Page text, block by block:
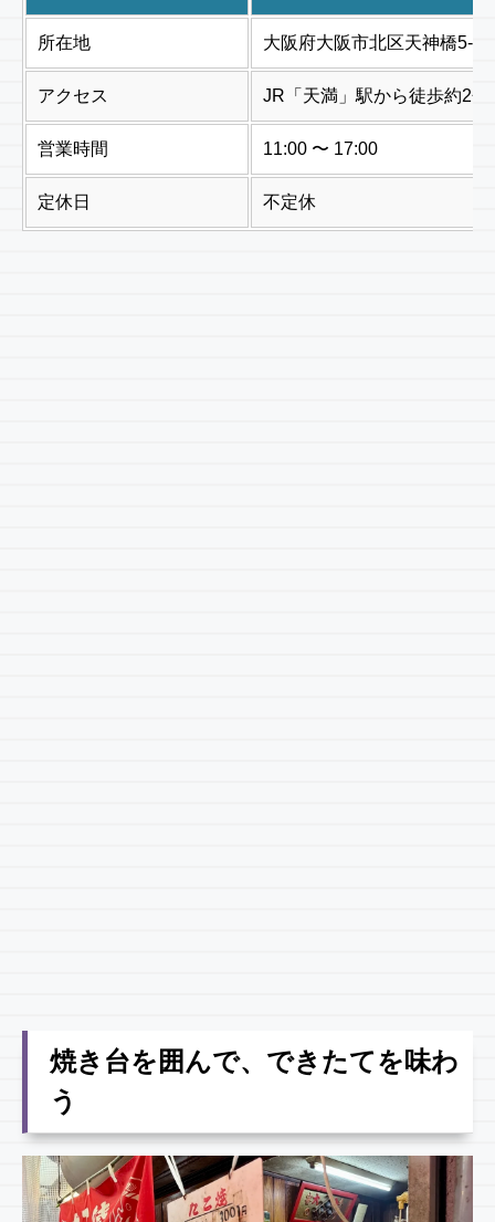
所在地 大阪府大阪市北区天神橋5-6-
アクセス JR「天満」駅から徒歩約2分
営業時間 11:00 〜 17:00
定休日 不定休
焼き台を囲んで、できたてを味わ
う